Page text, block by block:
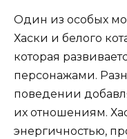
Один из особых
Хаски и белого
которая
персонажами.
поведении
их отношениям.
энергичностью,